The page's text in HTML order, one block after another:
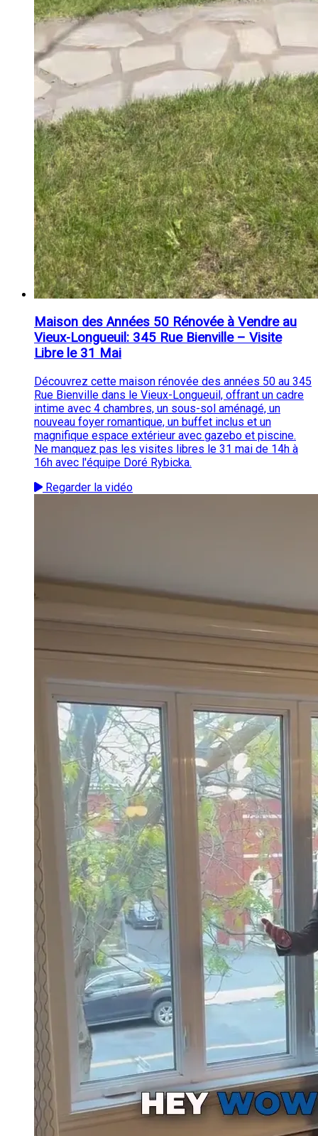
Maison des Années 50 Rénovée à Vendre au
Vieux-Longueuil: 345 Rue Bienville – Visite
Libre le 31 Mai
Découvrez cette maison rénovée des années 50 au 345
Rue Bienville dans le Vieux-Longueuil, offrant un cadre
intime avec 4 chambres, un sous-sol aménagé, un
nouveau foyer romantique, un buffet inclus et un
magnifique espace extérieur avec gazebo et piscine.
Ne manquez pas les visites libres le 31 mai de 14h à
16h avec l'équipe Doré Rybicka.
Regarder la vidéo